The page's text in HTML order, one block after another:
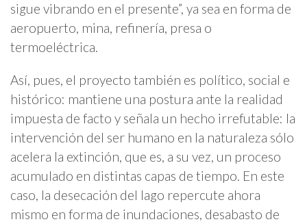
sigue vibrando en el presente”, ya sea en forma de
aeropuerto, mina, refinería, presa o
termoeléctrica.
Así, pues, el proyecto también es político, social e
histórico: mantiene una postura ante la realidad
impuesta de facto y señala un hecho irrefutable: la
intervención del ser humano en la naturaleza sólo
acelera la extinción, que es, a su vez, un proceso
acumulado en distintas capas de tiempo. En este
caso, la desecación del lago repercute ahora
mismo en forma de inundaciones, desabasto de